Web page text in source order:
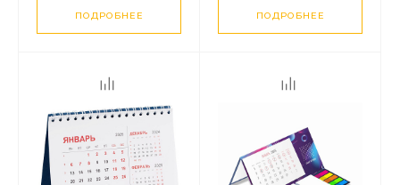
ПОДРОБНЕЕ ПОДРОБНЕЕ